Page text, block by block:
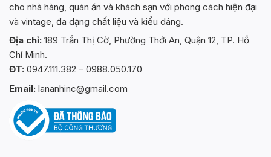
cho nhà hàng, quán ăn và khách sạn với phong cách hiện đại
và vintage, đa dạng chất liệu và kiểu dáng.
Địa chỉ: 189 Trần Thị Cờ, Phường Thới An, Quận 12, TP. Hồ
Chí Minh.
ĐT: 0947.111.382 – 0988.050.170
Email: lananhinc@gmail.com